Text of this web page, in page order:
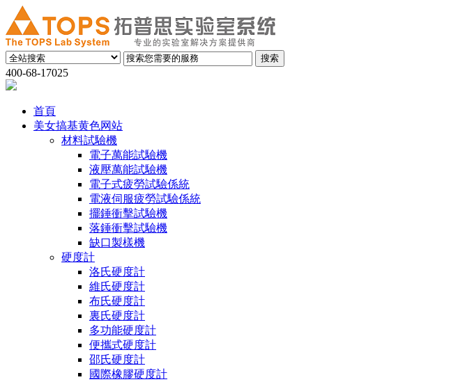
400-68-17025
首頁
美女搞基黄色网站
材料試驗機
電子萬能試驗機
液壓萬能試驗機
電子式疲勞試驗係統
電液伺服疲勞試驗係統
擺錘衝擊試驗機
落錘衝擊試驗機
缺口製樣機
硬度計
洛氏硬度計
維氏硬度計
布氏硬度計
裏氏硬度計
多功能硬度計
便攜式硬度計
邵氏硬度計
國際橡膠硬度計